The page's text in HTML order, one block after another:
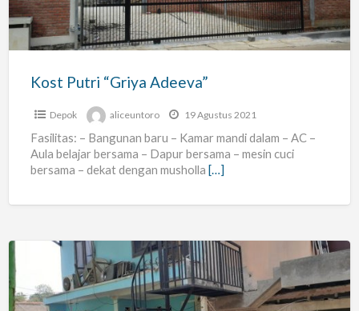
Kost Putri “Griya Adeeva”
Depok aliceuntoro 19 Agustus 2021
Fasilitas: – Bangunan baru – Kamar mandi dalam – AC –
Aula belajar bersama – Dapur bersama – mesin cuci
bersama – dekat dengan musholla […]
Rinzani
kost